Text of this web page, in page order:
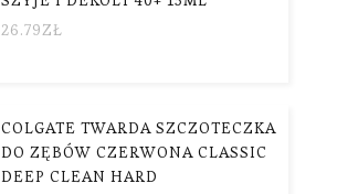
26.79ZŁ
COLGATE TWARDA SZCZOTECZKA
DO ZĘBÓW CZERWONA CLASSIC
DEEP CLEAN HARD